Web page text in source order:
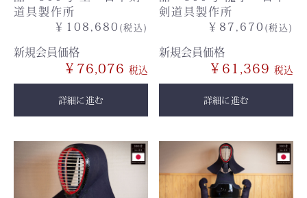
道具製作所
￥108,680 (税込)
新規会員価格
￥76,076
詳細に進む
剣道具製作所
￥87,670 (税込)
新規会員価格
￥61,369
詳細に進む